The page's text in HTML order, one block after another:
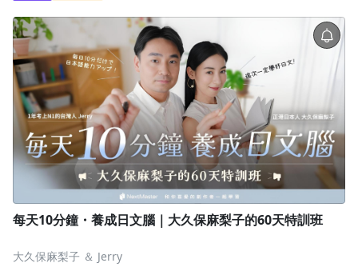
每天10分鐘・養成日文腦｜大久保麻梨子的60天特訓班
大久保麻梨子 ＆ Jerry